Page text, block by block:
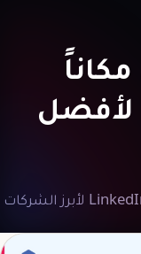
مكاناً
لأفضل
كيف حصلت روبيكال على مكان في قائمة LinkedIn لأبرز الشركات